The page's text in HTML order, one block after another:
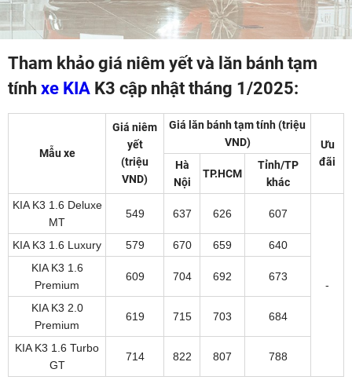
Tham khảo giá niêm yết và lăn bánh tạm
tính xe KIA K3 cập nhật tháng 1/2025:
Mẫu xe
Giá niêm
yết
(triệu
VND)
Giá lăn bánh tạm tính (triệu
VND)
Ưu
đãi
Hà
Nội
TP.HCM
Tỉnh/TP
khác
KIA K3 1.6 Deluxe
MT
549 637 626 607
-
KIA K3 1.6 Luxury 579 670 659
640
KIA K3 1.6
Premium
609 704 692 673
KIA K3 2.0
Premium
619 715 703 684
KIA K3 1.6 Turbo
GT
714 822 807 788